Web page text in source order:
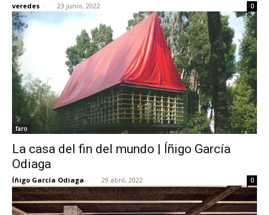
veredes - 23 junio, 2022 0
faro
La casa del fin del mundo | Íñigo García
Odiaga
Íñigo García Odiaga - 29 abril, 2022 0